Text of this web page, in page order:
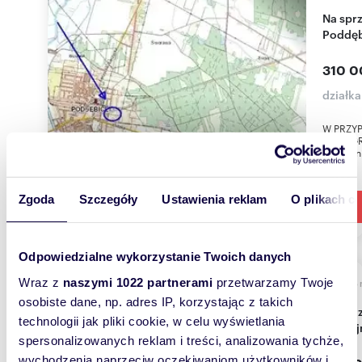
Zgoda Szczegóły Ustawienia reklam O plikach
Odpowiedzialne wykorzystanie Twoich danych
Wraz z naszymi 1022 partnerami przetwarzamy Twoje
osobiste dane, np. adres IP, korzystając z takich
technologii jak pliki cookie, w celu wyświetlania
spersonalizowanych reklam i treści, analizowania tychże,
Na sprzedaż działka budowlana 1893 m² z MPZP w
310
W